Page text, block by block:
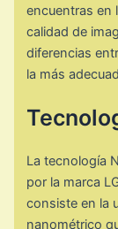
encuentras en
calidad de
diferencias
la más
La tecnología
por la marca
consiste en la
nanométrico